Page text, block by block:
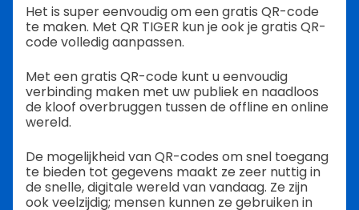
Het is super eenvoudig om een gratis QR-code
te maken. Met QR TIGER kun je ook je gratis QR-
code volledig aanpassen.
Met een gratis QR-code kunt u eenvoudig
verbinding maken met uw publiek en naadloos
de kloof overbruggen tussen de offline en online
wereld.
De mogelijkheid van QR-codes om snel toegang
te bieden tot gegevens maakt ze zeer nuttig in
de snelle, digitale wereld van vandaag. Ze zijn
ook veelzijdig; mensen kunnen ze gebruiken in